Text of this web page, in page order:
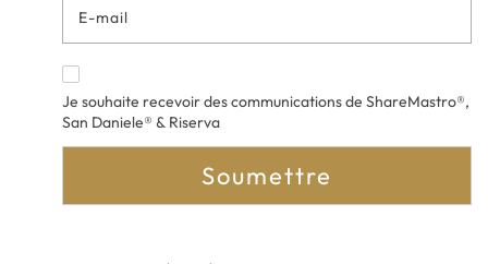
Je souhaite recevoir des communications de ShareMastro®,
San Daniele® & Riserva
Soumettre